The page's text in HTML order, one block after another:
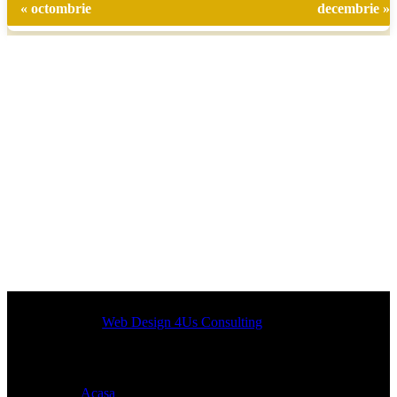
« octombrie decembrie »
Designed byWeb Design 4Us Consulting
Acasa